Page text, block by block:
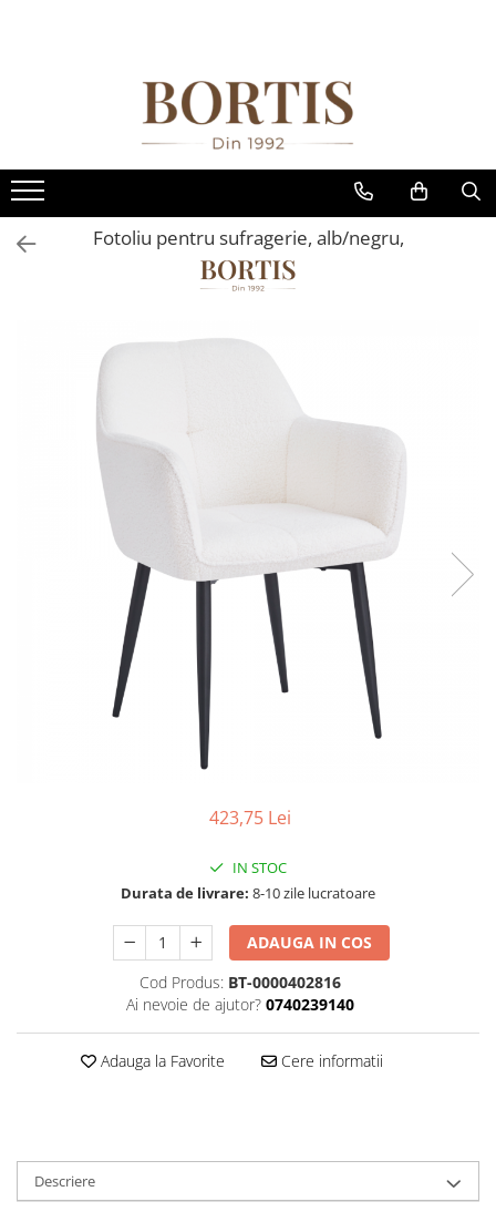
Fotolii balansoar/relaxante
Canapele
Coltare/canapele in L
Comode
Comode lux-ultramoderne
Fotolii extensibile
Mese sufragerie/dining
Rafturi/ etajere carti
Scaune living/dining
Set mobilier Living
Seturi masa +scaune dining
Suporturi si tavi
Comode lux-ultramoderne
Dulapuri haine si Sifoniere
Masute de toaleta
Noptiere dormitor
Paturi lemn & pal
Fotoliu pentru sufragerie, alb/negru,
423,75 Lei
IN STOC
Durata de livrare: 8-10 zile lucratoare
ADAUGA IN COS
Cod Produs: BT-0000402816
Ai nevoie de ajutor? 0740239140
Adauga la Favorite Cere informatii
Descriere